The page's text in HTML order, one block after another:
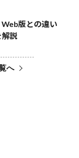
版との違い
解説
へ